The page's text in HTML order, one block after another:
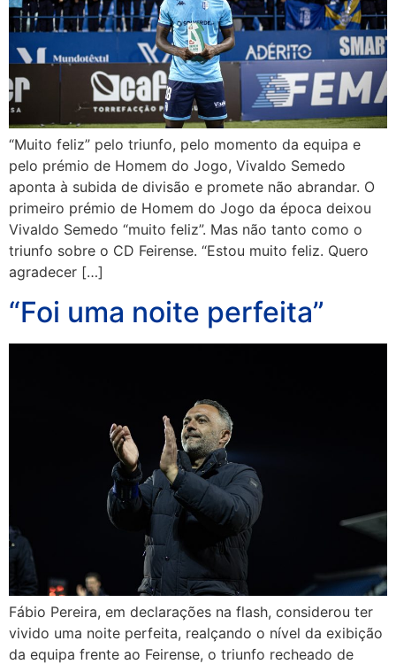
“Muito feliz” pelo triunfo, pelo momento da equipa e
pelo prémio de Homem do Jogo, Vivaldo Semedo
aponta à subida de divisão e promete não abrandar. O
primeiro prémio de Homem do Jogo da época deixou
Vivaldo Semedo “muito feliz”. Mas não tanto como o
triunfo sobre o CD Feirense. “Estou muito feliz. Quero
agradecer […]
“Foi uma noite perfeita”
Fábio Pereira, em declarações na flash, considerou ter
vivido uma noite perfeita, realçando o nível da exibição
da equipa frente ao Feirense, o triunfo recheado de